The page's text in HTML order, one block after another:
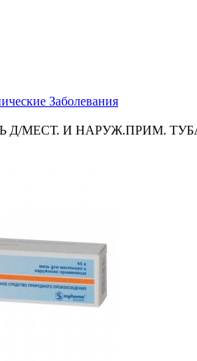
Заболевания
Д/МЕСТ. И НАРУЖ.ПРИМ.